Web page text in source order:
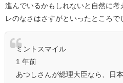
進んでいるかもしれないと自然に
レのなさはさすがといったところで
ミントスマイル
1 年前
あつしさんが総理大臣なら、日